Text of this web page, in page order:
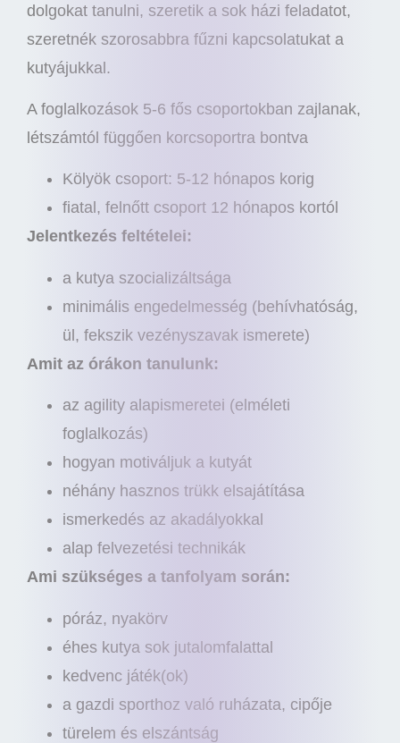
dolgokat tanulni, szeretik a sok házi feladatot,
szeretnék szorosabbra fűzni kapcsolatukat a
kutyájukkal.
A foglalkozások 5-6 fős csoportokban zajlanak,
létszámtól függően korcsoportra bontva
Kölyök csoport: 5-12 hónapos korig
fiatal, felnőtt csoport 12 hónapos kortól
Jelentkezés feltételei:
a kutya szocializáltsága
minimális engedelmesség (behívhatóság,
ül, fekszik vezényszavak ismerete)
Amit az órákon tanulunk:
az agility alapismeretei (elméleti
foglalkozás)
hogyan motiváljuk a kutyát
néhány hasznos trükk elsajátítása
ismerkedés az akadályokkal
alap felvezetési technikák
Ami szükséges a tanfolyam során:
póráz, nyakörv
éhes kutya sok jutalomfalattal
kedvenc játék(ok)
a gazdi sporthoz való ruházata, cipője
türelem és elszántság